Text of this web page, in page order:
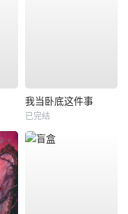
我当卧底这件事
已完结